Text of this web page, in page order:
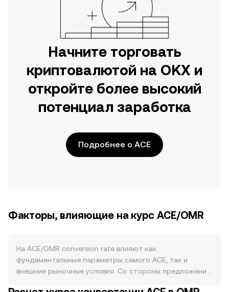
Начните торговать
криптовалютой на OKX и
откройте более высокий
потенциал заработка
Подробнее о ACE
Факторы, влияющие на курс ACE/OMR
На ACE/OMR conversion rate влияют как
фундаментальные параметры самого ACE, так и
внешние рыночные условия. Со стороны предложения